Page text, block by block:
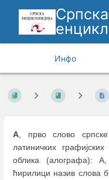
Српска
Инфо
А, прво слово
латиничких
облика (алографа):
ћирилици назив слова